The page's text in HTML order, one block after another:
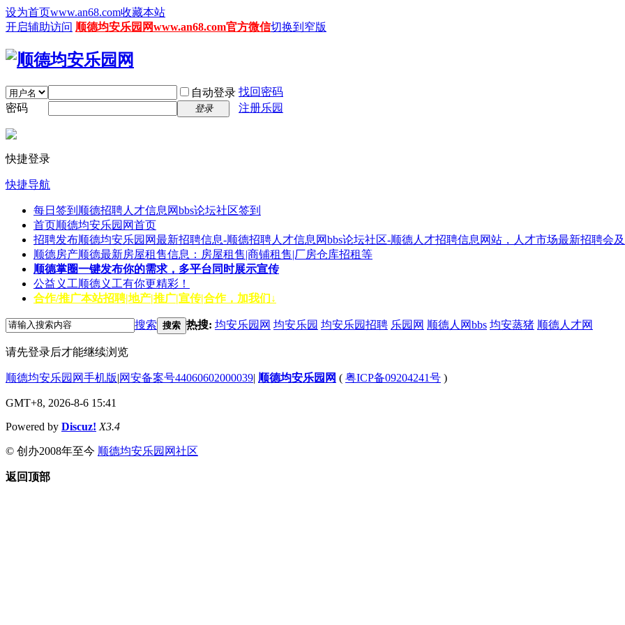
设为首页www.an68.com收藏本站
开启辅助访问 顺德均安乐园网www.an68.com官方微信切换到窄版
自动登录 找回密码
密码
登录 注册乐园
快捷登录
快捷导航
每日签到 顺德招聘人才信息网bbs论坛社区签到
首页顺德均安乐园网首页
招聘发布顺德均安乐园网最新招聘信息-顺德招聘人才信息网bbs论坛社区-顺德人才招聘信息网站，人才市场最新招聘会
顺德房产顺德最新房屋租售信息：房屋租售|商铺租售|厂房仓库招租等
顺德掌圈一键发布你的需求，多平台同时展示宣传
公益义工顺德义工有你更精彩！
合作/推广本站招聘|地产|推广|宣传|合作，加我们↓
搜索 搜索 热搜: 均安乐园网 均安乐园 均安乐园招聘 乐园网 顺德人网bbs 均安蒸猪 顺德人才网
请先登录后才能继续浏览
顺德均安乐园网手机版|网安备案号44060602000039| 顺德均安乐园网 ( 粤ICP备09204241号 )
GMT+8, 2026-8-6 15:41
Powered by Discuz! X3.4
© 创办2008年至今 顺德均安乐园网社区
返回顶部